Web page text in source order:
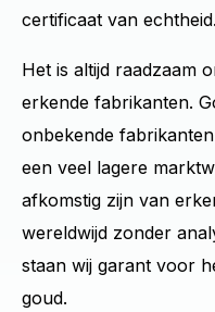
certificaat van echtheid.
Het is altijd raadzaam
erkende fabrikanten.
onbekende
een veel lagere
afkomstig zijn van
wereldwijd zonder
staan wij garant voor
goud.